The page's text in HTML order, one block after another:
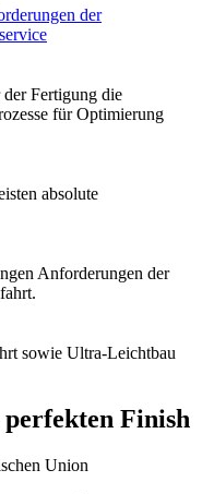
der
Fertigung die
für Optimierung
absolute
Anforderungen der
sowie Ultra-Leichtbau
Finish